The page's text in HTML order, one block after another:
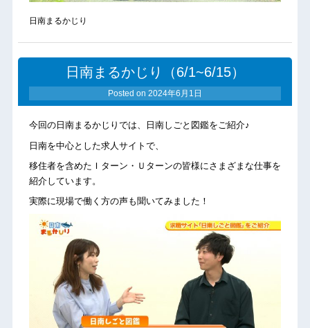
日南まるかじり
日南まるかじり（6/1~6/15）
Posted on 2024年6月1日
今回の日南まるかじりでは、日南しごと図鑑をご紹介♪
日南を中心とした求人サイトで、
移住者を含めたＩターン・Ｕターンの皆様にさまざまな仕事を
紹介しています。
実際に現場で働く方の声も聞いてみました！